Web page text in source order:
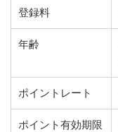
登録料
年齢
ポイントレート
ポイント有効期限